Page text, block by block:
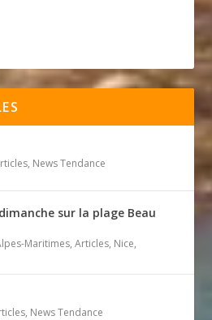
, News Tendance
sur la plage Beau
Maritimes,Articles, Nice,
, News Tendance